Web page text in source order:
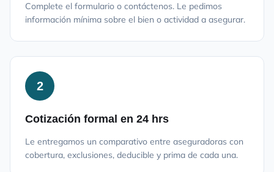
Complete el formulario o contáctenos. Le pedimos
información mínima sobre el bien o actividad a asegurar.
2
Cotización formal en 24 hrs
Le entregamos un comparativo entre aseguradoras con
cobertura, exclusiones, deducible y prima de cada una.